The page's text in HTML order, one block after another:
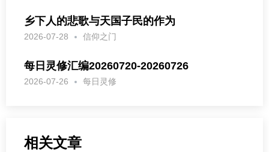
乡下人的悲歌与天国子民的作为
2026-07-28 信仰之门
每日灵修汇编20260720-20260726
2026-07-26 每日灵修
相关文章